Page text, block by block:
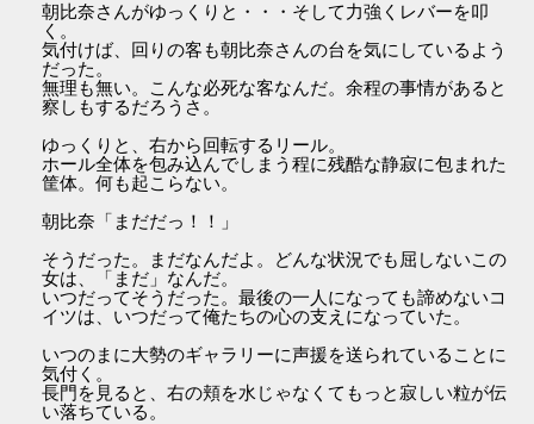
朝比奈さんがゆっくりと・・・そして力強くレバーを叩
く。
気付けば、回りの客も朝比奈さんの台を気にしているよう
だった。
無理も無い。こんな必死な客なんだ。余程の事情があると
察しもするだろうさ。
ゆっくりと、右から回転するリール。
ホール全体を包み込んでしまう程に残酷な静寂に包まれた
筐体。何も起こらない。
朝比奈「まだだっ！！」
そうだった。まだなんだよ。どんな状況でも屈しないこの
女は、「まだ」なんだ。
いつだってそうだった。最後の一人になっても諦めないコ
イツは、いつだって俺たちの心の支えになっていた。
いつのまに大勢のギャラリーに声援を送られていることに
気付く。
長門を見ると、右の頬を水じゃなくてもっと寂しい粒が伝
い落ちている。